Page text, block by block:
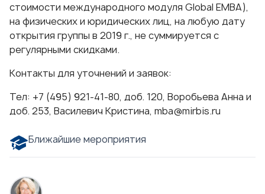
стоимости международного модуля Global EMBA),
на физических и юридических лиц, на любую дату
открытия группы в 2019 г., не суммируется с
регулярными скидками.
Контакты для уточнений и заявок:
Тел: +7 (495) 921-41-80, доб. 120, Воробьева Анна и
доб. 253, Василевич Кристина, mba@mirbis.ru
Ближайшие мероприятия